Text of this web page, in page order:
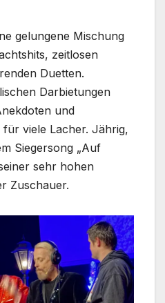
gelungene Mischung
zeitlosen
Duetten.
Darbietungen
und
viele Lacher. Jährig,
Siegersong „Auf
sehr hohen
Zuschauer.